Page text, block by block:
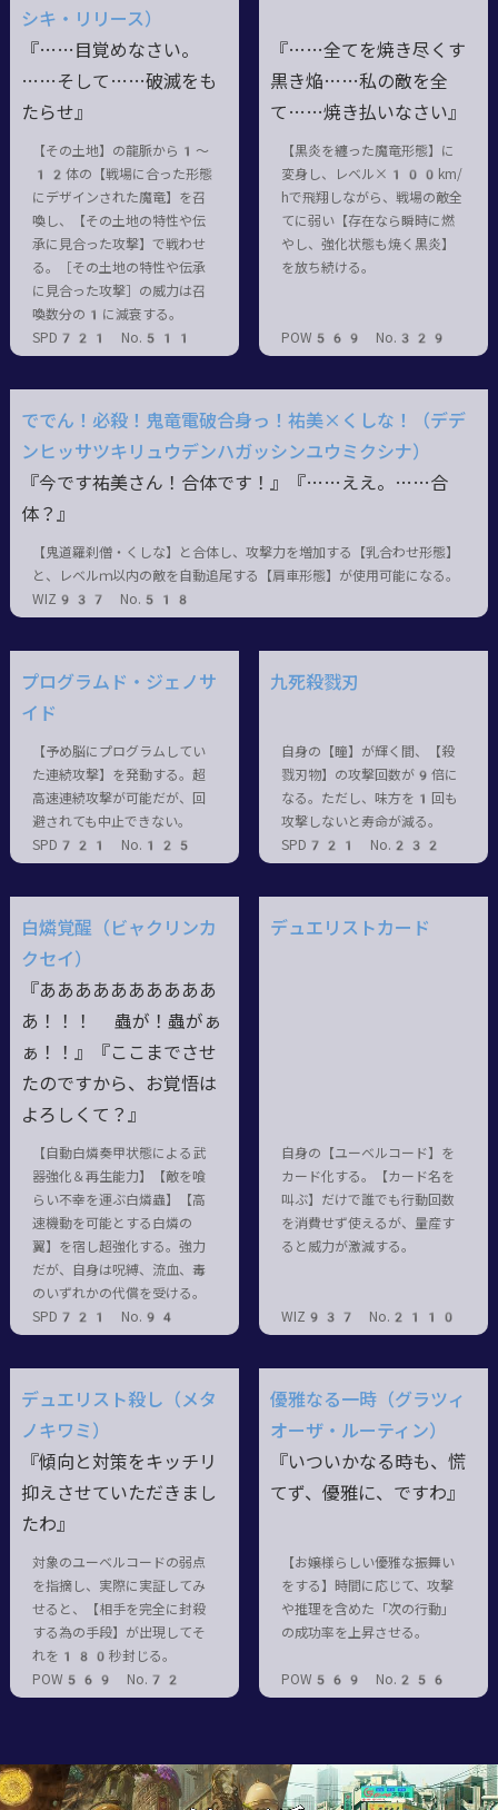
シキ・リリース）
『……目覚めなさい。
……そして……破滅をも
たらせ』
【その土地】の龍脈から1〜
12体の【戦場に合った形態
にデザインされた魔竜】を召
喚し、【その土地の特性や伝
承に見合った攻撃】で戦わせ
る。［その土地の特性や伝承
に見合った攻撃］の威力は召
喚数分の1に減衰する。
SPD721 No.511
『……全てを焼き尽くす
黒き焔……私の敵を全
て……焼き払いなさい』
【黒炎を纏った魔竜形態】に
変身し、レベル×100km/
hで飛翔しながら、戦場の敵全
てに弱い【存在なら瞬時に燃
やし、強化状態も焼く黒炎】
を放ち続ける。
POW569 No.329
ででん！必殺！鬼竜電破合身っ！祐美×くしな！（デデ
ンヒッサツキリュウデンハガッシンユウミクシナ）
『今です祐美さん！合体です ！』『…… ええ。……合
体？』
【鬼道羅刹僧・くしな】と合体し、攻撃力を増加する【乳合わせ形態】
と、レベルｍ以内の敵を自動追尾する【肩車形態】が使用可能になる。
WIZ937 No.518
プログラムド・ジェノサ
イド
【予め脳にプログラムしてい
た連続攻撃】を発動する。超
高速連続攻撃が可能だが、回
避されても中止できない。
SPD721 No.125
九死殺戮刃
自身の【瞳】が輝く間、【殺
戮刃物】の攻撃回数が9倍に
なる。ただし、味方を1回も
攻撃しないと寿命が減る。
SPD721 No.232
白燐覚醒（ビャクリンカ
クセイ）
『ああああああああああ
あ！！！ 蟲が！蟲がぁ
ぁ！！』『ここまでさせ
たのですから、お覚悟は
よろしくて？』
【自動白燐奏甲状態による武
器強化＆再生能力】【敵を喰
らい不幸を運ぶ白燐蟲】【高
速機動を可能とする白燐の
翼】を宿し超強化する。強力
だが、自身は呪縛、流血、毒
のいずれかの代償を受ける。
SPD721 No.94
デュエリストカード
自身の【ユーベルコード】を
カード化する。【カード名を
叫ぶ】だけで誰でも行動回数
を消費せず使えるが、量産す
ると威力が激減する。
WIZ937 No.2110
デュエリスト殺し（メタ
ノキワミ）
『傾向と対策をキッチリ
抑えさせていただきまし
たわ』
対象のユーベルコードの弱点
を指摘し、実際に実証してみ
せると、【相手を完全に封殺
する為の手段】が出現してそ
れを180秒封じる。
POW569 No.72
優雅なる一時（グラツィ
オーザ・ルーティン）
『いついかなる時も、慌
てず、優雅に、ですわ』
【お嬢様らしい優雅な振舞い
をする】時間に応じて、攻撃
や推理を含めた「次の行動」
の成功率を上昇させる。
POW569 No.256